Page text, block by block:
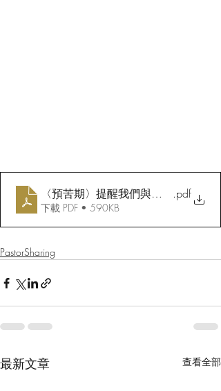
〈預苦期〉提醒我們與受苦者同行
.pdf
下載 PDF • 590KB
PastorSharing
最新文章 查看全部